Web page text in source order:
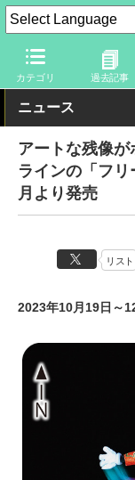
カテゴリ 過去記事
トラベル Watch 旅の
ニュース
アートな残像
ラインの「フ
月より発売
リスト
2023年10月19日～